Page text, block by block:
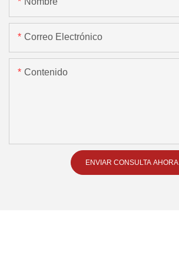
Correo Electrónico
Contenido
ENVIAR CONSULTA AHORA